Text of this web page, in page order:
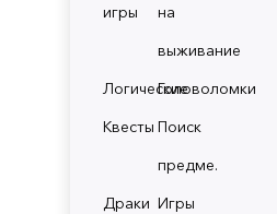
игры
на
выживание
ЛогическиеГоловоломки
Квесты Поиск
предме.
Драки Игры